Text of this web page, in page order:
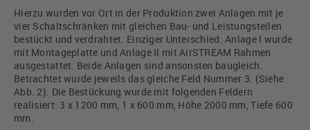
Hierzu wurden vor Ort in der Produktion zwei Anlagen mit je
vier Schaltschränken mit gleichen Bau- und Leistungsteilen
bestückt und verdrahtet. Einziger Unterschied: Anlage I wurde
mit Montageplatte und Anlage II mit AirSTREAM Rahmen
ausgestattet. Beide Anlagen sind ansonsten baugleich.
Betrachtet wurde jeweils das gleiche Feld Nummer 3. (Siehe
Abb. 2). Die Bestückung wurde mit folgenden Feldern
realisiert: 3 x 1200 mm, 1 x 600 mm, Höhe 2000 mm, Tiefe 600
mm.